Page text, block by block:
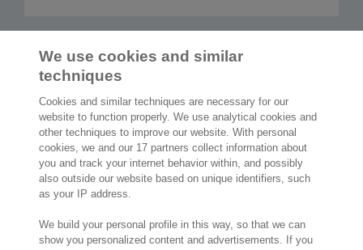
2.000 especialistasdispuestos a
ayudarte
Paseo de la Castellana 200
We use cookies and similar
techniques
Cookies and similar techniques are necessary for our
website to function properly. We use analytical cookies and
other techniques to improve our website. With personal
cookies, we and our 17 partners collect information about
you and track your internet behavior within, and possibly
also outside our website based on unique identifiers, such
as your IP address.
We build your personal profile in this way, so that we can
show you personalized content and advertisements. If you